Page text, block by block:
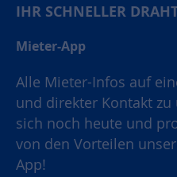
IHR SCHNELLER
Mieter-App
Alle Mieter-Infos auf
und direkter Kontakt zu
sich noch heute und
von den Vorteilen
App!